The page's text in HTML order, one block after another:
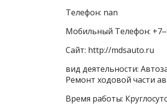
Телефон: nan
Мобильный Телефон:
Сайт: http://mdsauto.ru
вид деятельности:
Ремонт ходовой части
Время работы: